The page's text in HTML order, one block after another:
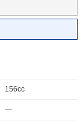
156cc
―